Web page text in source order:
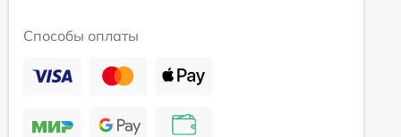
Способы оплаты